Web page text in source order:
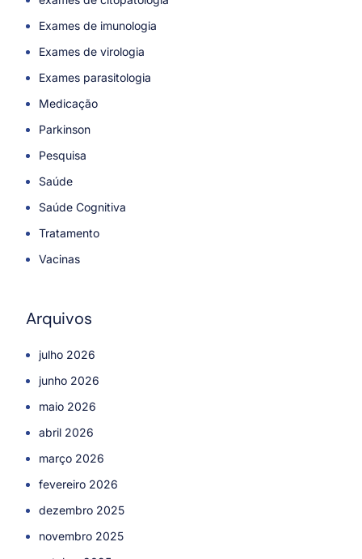
Exames de imunologia
Exames de virologia
Exames parasitologia
Medicação
Parkinson
Pesquisa
Saúde
Saúde Cognitiva
Tratamento
Vacinas
Arquivos
julho 2026
junho 2026
maio 2026
abril 2026
março 2026
fevereiro 2026
dezembro 2025
novembro 2025